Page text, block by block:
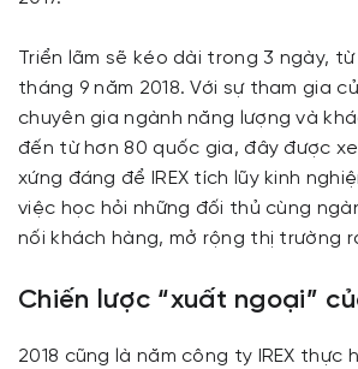
Triển lãm sẽ kéo dài trong 3 ngày,
tháng 9 năm 2018. Với sự tham gia
chuyên gia ngành năng lượng và
đến từ hơn 80 quốc gia, đây được
xứng đáng để IREX tích lũy kinh
việc học hỏi những đối thủ cùng
nối khách hàng, mở rộng thị trường
Chiến lược “xuất ngoại”
2018 cũng là năm công ty IREX thực